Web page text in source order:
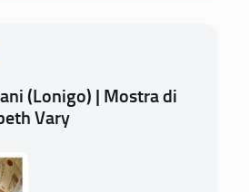
(Lonigo) | Mostra di
Vary